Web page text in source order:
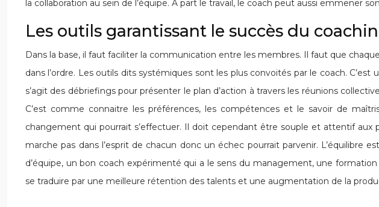
la collaboration au sein de l’équipe. A part le travail, le coach peut aussi emmener
Les outils garantissant le succès du
Dans la base, il faut faciliter la communication entre les membres. Il faut que
dans l’ordre. Les outils dits systémiques sont les plus convoités par le coach.
s’agit des débriefings pour présenter le plan d’action à travers les réunions
C’est comme connaitre les préférences, les compétences et le savoir de
changement qui pourrait s’effectuer. Il doit cependant être souple et attentif aux
marche pas dans l’esprit de chacun donc un échec pourrait parvenir. L’équilibre
d’équipe, un bon coach expérimenté qui a le sens du management, une
se traduire par une meilleure rétention des talents et une augmentation de la